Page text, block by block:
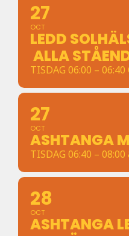
27
OCT
LEDD
ALLA
TISDAG 06:00 – 06:40
27
OCT
ASHTANGA
TISDAG 06:40 – 08:00
28
OCT
ASHTANGA